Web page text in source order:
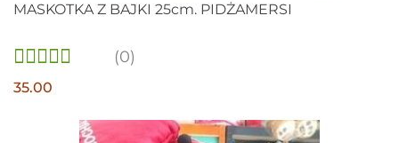
MASKOTKA Z BAJKI 25cm. PIDŻAMERSI
(0)
35.00